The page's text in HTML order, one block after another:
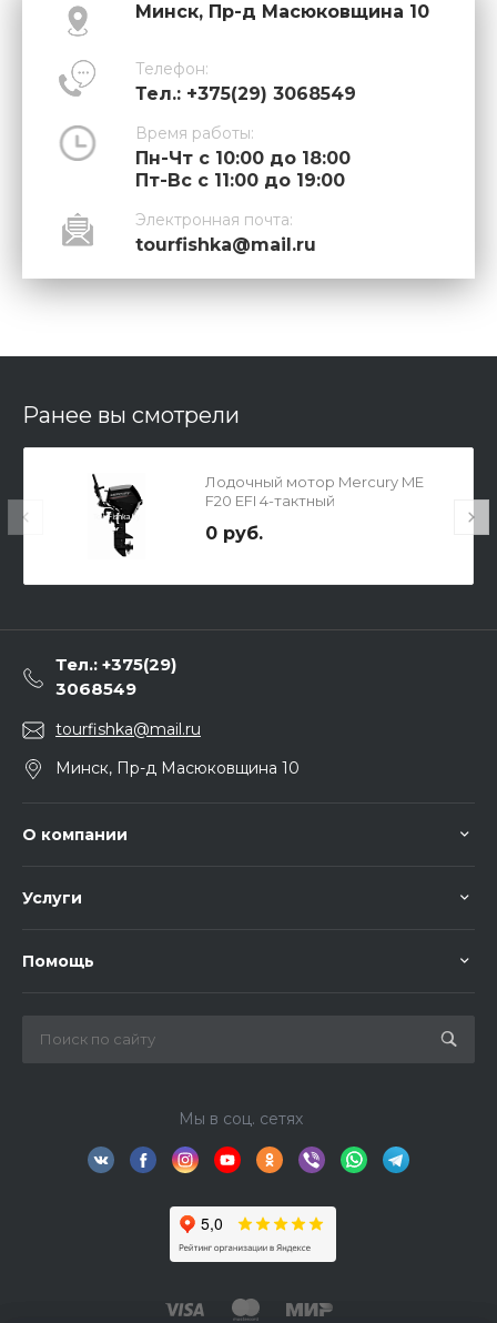
Минск, Пр-д Масюковщина 10
Телефон:
Тел.: +375(29) 3068549
Время работы:
Пн-Чт с 10:00 до 18:00
Пт-Вс с 11:00 до 19:00
Электронная почта:
tourfishka@mail.ru
Ранее вы смотрели
Лодочный мотор Mercury ME
F20 EFI 4-тактный
0 руб.
Тел.: +375(29)
3068549
tourfishka@mail.ru
Минск, Пр-д Масюковщина 10
О компании
Услуги
Помощь
Мы в соц. сетях